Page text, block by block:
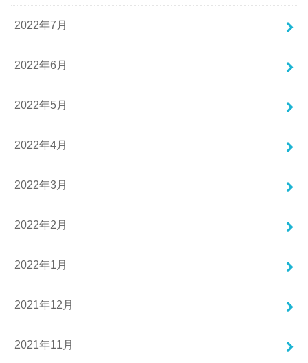
2022年7月
2022年6月
2022年5月
2022年4月
2022年3月
2022年2月
2022年1月
2021年12月
2021年11月